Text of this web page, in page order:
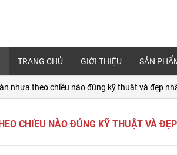
TRANG CHỦ GIỚI THIỆU SẢN
nhựa theo chiều nào đúng kỹ thuật và đẹp
CHIỀU NÀO ĐÚNG KỸ THUẬT VÀ